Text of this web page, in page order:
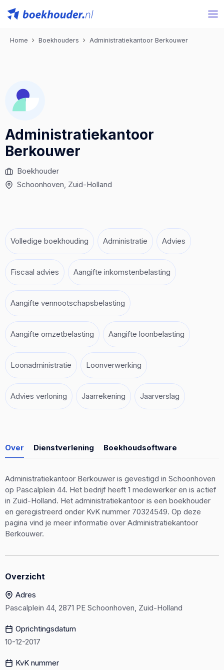
Home Boekhouders Administratiekantoor Berkouwer
Administratiekantoor
Berkouwer
Boekhouder
Schoonhoven, Zuid-Holland
Volledige boekhouding Administratie Advies
Fiscaal advies Aangifte inkomstenbelasting
Aangifte vennootschapsbelasting
Aangifte omzetbelasting Aangifte loonbelasting
Loonadministratie Loonverwerking
Advies verloning Jaarrekening Jaarverslag
Over Dienstverlening Boekhoudsoftware
Administratiekantoor Berkouwer is gevestigd in Schoonhoven
op Pascalplein 44. Het bedrijf heeft 1 medewerker en is actief
in Zuid-Holland. Het administratiekantoor is een boekhouder
en geregistreerd onder KvK nummer 70324549. Op deze
pagina vind je meer informatie over Administratiekantoor
Berkouwer.
Overzicht
Adres
Pascalplein 44, 2871 PE Schoonhoven, Zuid-Holland
Oprichtingsdatum
10-12-2017
KvK nummer